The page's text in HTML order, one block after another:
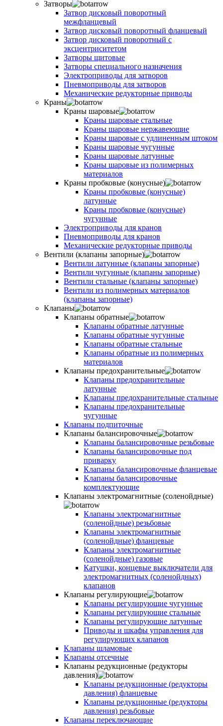
Затворы
Затвор дисковый поворотный
межфланцевый
Затвор дисковый поворотный фланцевый
Затвор дисковый поворотный с
эксцентриситетом
Затворы щитовые
Затворы специального назначения
Электроприводы для затворов
Пневмоприводы для затворов
Механические редукторные приводы
Краны
Краны шаровые
Краны шаровые стальные
Краны шаровые нержавеющие
Краны шаровые с удлиненным штоком
Краны шаровые чугунные
Краны шаровые латунные
Краны шаровые из полимерных
материалов
Краны пробковые (конусные)
Краны пробковые (конусные)
латунные
Краны пробковые (конусные)
чугунные
Электроприводы для кранов
Пневмоприводы для кранов
Механические редукторные приводы
Вентили (клапаны запорные)
Вентили латунные (клапаны запорные)
Вентили чугунные (клапаны запорные)
Вентили стальные (клапаны запорные)
Вентили из полимерных материалов
(клапаны запорные)
Клапаны
Клапаны обратные
Клапаны обратные латунные
Клапаны обратные чугунные
Клапаны обратные стальные
Клапаны обратные из полимерных
материалов
Клапаны предохранительные
Клапаны предохранительные
латунные
Клапаны предохранительные стальные
Клапаны предохранительные
чугунные
Клапаны подпиточные
Клапаны балансировочные
Клапаны балансировочные резьбовые
Клапаны балансировочные под
приварку
Клапаны балансировочные фланцевые
Клапаны балансировочные
комплектующие
Клапаны электромагнитные (соленойдные)
Клапаны электромагнитные
(соленойдные) резьбовые
Клапаны электромагнитные
(соленойдные) фланцевые
Клапаны электромагнитные
(соленойдные) газовые
Катушки, концевые выключатели для
электромагнитных (соленойдных)
клапанов
Клапаны регулирующие
Клапаны регулирующие чугунные
Клапаны регулирующие стальные
Клапаны регулирующие латунные
Приводы и шкафы управления для
регулирующих клапанов
Клапаны шламовые
Клапаны отсечные
Клапаны редукционные (редукторы
давления)
Клапаны редукционные (редукторы
давления) фланцевые
Клапаны редукционные (редукторы
давления) резьбовые
Клапаны переключающие